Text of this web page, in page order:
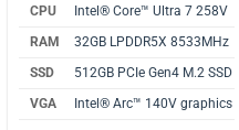
CPU
Intel® Core™ Ultra 7 258V
RAM
32GB LPDDR5X 8533MHz
SSD
512GB PCIe Gen4 M.2 SSD
VGA
Intel® Arc™ 140V graphics